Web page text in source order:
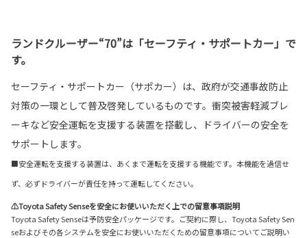
ランドクルーザー“70”は「セーフティ・サポートカー」で
す。
セーフティ・サポートカー（サポカー）は、政府が交通事故防止
対策の一環として普及啓発しているものです。衝突被害軽減ブレ
ーキなど安全運転を支援する装置を搭載し、ドライバーの安全を
サポートします。
■安全運転を支援する装置は、あくまで運転を支援する機能です。本機能を過信せ
ず、必ずドライバーが責任を持って運転してください。
⚠Toyota Safety Senseを安全にお使いいただく上での留意事項説明
Toyota Safety Senseは予防安全パッケージです。ご契約に際し、Toyota Safety Sen
seおよびその各システムを安全にお使いいただくための留意事項についてご説明い